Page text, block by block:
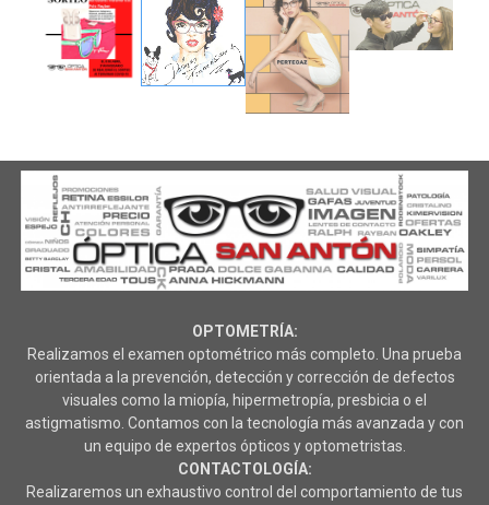
OPTOMETRÍA:
Realizamos el examen optométrico más completo. Una prueba
orientada a la prevención, detección y corrección de defectos
visuales como la miopía, hipermetropía, presbicia o el
astigmatismo. Contamos con la tecnología más avanzada y con
un equipo de expertos ópticos y optometristas.
CONTACTOLOGÍA:
Realizaremos un exhaustivo control del comportamiento de tus